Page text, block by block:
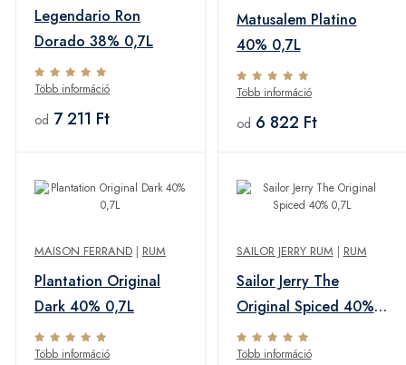
Legendario Ron
Dorado 38% 0,7L
Több információ
od 7 211 Ft
Matusalem Platino
40% 0,7L
Több információ
od 6 822 Ft
MAISON FERRAND | RUM
Plantation Original
Dark 40% 0,7L
Több információ
SAILOR JERRY RUM | RUM
Sailor Jerry The
Original Spiced 40%
0,7L
Több információ